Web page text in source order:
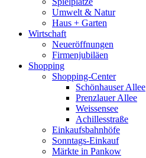
Umwelt & Natur
Haus + Garten
Wirtschaft
Neueröffnungen
Firmenjubiläen
Shopping
Shopping-Center
Schönhauser Allee
Prenzlauer Allee
Weissensee
Achillesstraße
Einkaufsbahnhöfe
Sonntags-Einkauf
Märkte in Pankow